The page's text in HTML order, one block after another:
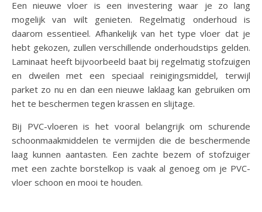
Een nieuwe vloer is een investering waar je zo lang
mogelijk van wilt genieten. Regelmatig onderhoud is
daarom essentieel. Afhankelijk van het type vloer dat je
hebt gekozen, zullen verschillende onderhoudstips gelden.
Laminaat heeft bijvoorbeeld baat bij regelmatig stofzuigen
en dweilen met een speciaal reinigingsmiddel, terwijl
parket zo nu en dan een nieuwe laklaag kan gebruiken om
het te beschermen tegen krassen en slijtage.
Bij PVC-vloeren is het vooral belangrijk om schurende
schoonmaakmiddelen te vermijden die de beschermende
laag kunnen aantasten. Een zachte bezem of stofzuiger
met een zachte borstelkop is vaak al genoeg om je PVC-
vloer schoon en mooi te houden.